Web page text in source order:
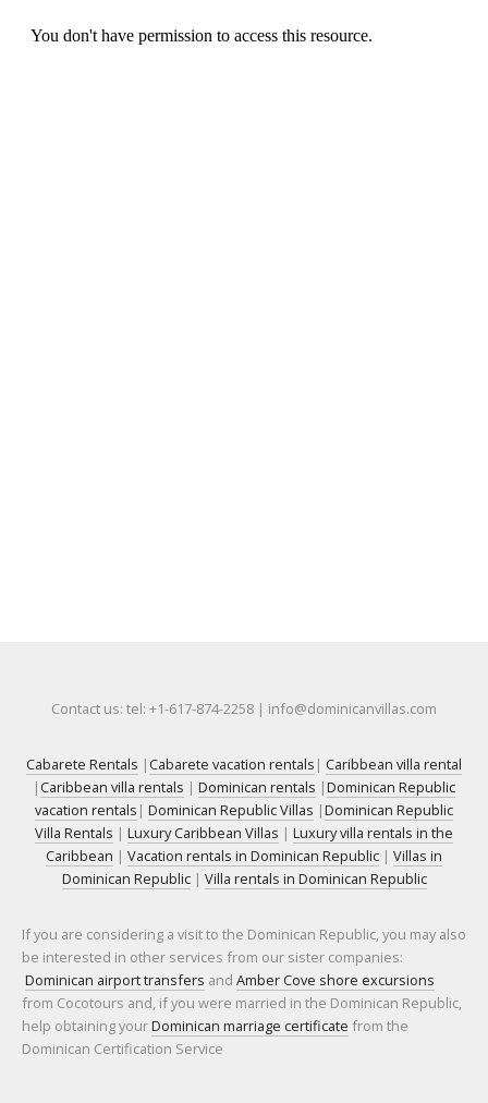
Contact us: tel: +1-617-874-2258 | info@dominicanvillas.com
Cabarete Rentals | Cabarete vacation rentals | Caribbean villa rental
| Caribbean villa rentals | Dominican rentals |Dominican Republic
vacation rentals | Dominican Republic Villas |Dominican Republic
Villa Rentals | Luxury Caribbean Villas | Luxury villa rentals in the
Caribbean | Vacation rentals in Dominican Republic | Villas in
Dominican Republic| Villa rentals in Dominican Republic
If you are considering a visit to the Dominican Republic, you may also
be interested in other services from our sister companies:
Dominican airport transfers and Amber Cove shore excursions
from Cocotours and, if you were married in the Dominican Republic,
help obtaining yourDominican marriage certificate from the
Dominican Certification Service